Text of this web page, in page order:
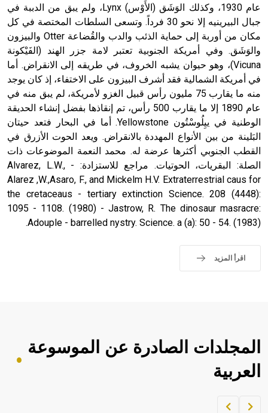
عام 1930، وكذلك الوَشَق (الأَوْس) Lynx، ولم يبق من الدببة في
جبال البيرينيه إلا نحو 30 فرداً. وتسعى السلطات المختصة في كل
مكان من أوربة إلى حماية الذئب والدب والقُضاعة Otter والبيزون
والوَشَق. وفي أمريكة الجنوبية تعتبر لامة جزر الهند (الفَيْكونة
Vicuna)، وهو حيوان يشبه الخروف، في طريقه إلى الانقراض. أما
في أمريكة الشمالية فقد أشرف البيزون على الاختفاء، إذ كان يوجد
منه ما يقارب 75 مليون رأس قبيل الغزو لأمريكة، لم يبق منه في
عام 1890 إلا ما يقارب 500 رأس، تم إنقاذها بفضل إنشاء الحديقة
الوطنية في ييِلُوسْتُون Yellowstone. أما في البحار فتعد حيتان
البَلينة من بين الأنواع المهددة بالانقراض. ويعد الحوت الأزرق في
القطب الجنوبي أكثرها عرضة له. محمد النعمة الموضوعات ذات
الصلة: البقريات، الحوتيات. مراجع للاستزادة: - Alvarez, L.W.,
Alarez ,W.,Asaro, F., and Mickelm H.V. Extraterrestrial caus for
the cretaceaus - tertiary extinction Science. 208 (4448):
1095 - 1108. (1980) - Jastrow, R. The dinosaur masracre:
Adouple - barrelled nystry. Science. a (a): 50 - 54. (1983).
اقرأ المزيد
المجلدات الصادرة عن الموسوعة
العربية